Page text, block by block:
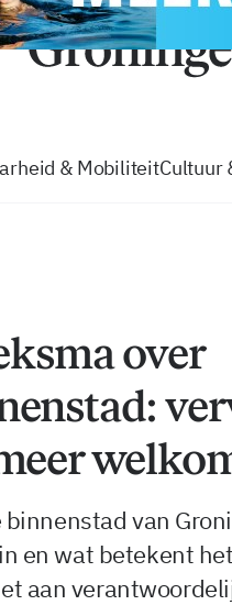
& MobiliteitCultuur
over
van
en wat betekent
aan